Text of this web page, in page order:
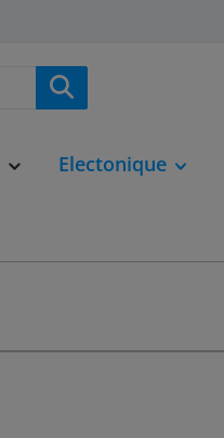
Electonique